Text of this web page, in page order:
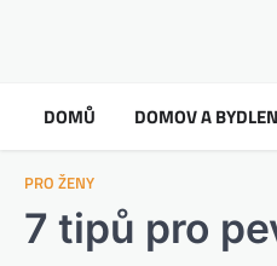
DOMŮ DOMOV A
PRO ŽENY
7 tipů pro